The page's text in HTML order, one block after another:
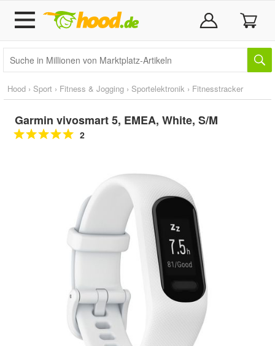
Hood › Sport › Fitness & Jogging › Sportelektronik › Fitnesstracker
Garmin vivosmart 5, EMEA, White, S/M
2